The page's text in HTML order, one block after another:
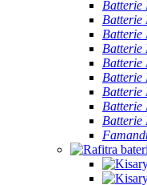
Batterie
Batterie
Batterie
Batterie
Batterie
Batterie
Batterie
Batterie
Batterie